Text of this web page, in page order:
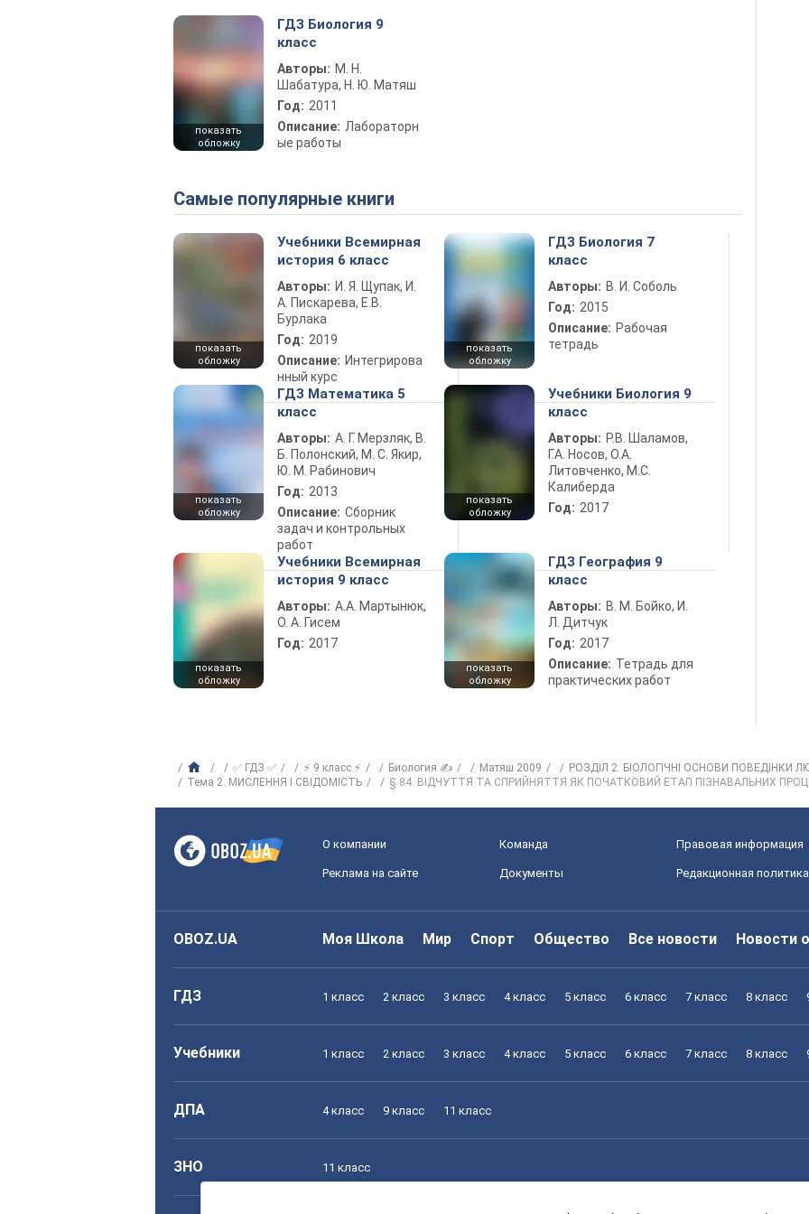
показать
обложку
ГДЗ Биология 9
класс
Авторы: М. Н.
Шабатура, Н. Ю. Матяш
Год: 2011
Описание: Лабораторн
ые работы
Самые популярные книги
показать
обложку
Учебники Всемирная
история 6 класс
Авторы: И. Я. Щупак, И.
А. Пискарева, Е.В.
Бурлака
Год: 2019
Описание: Интегрирова
нный курс
показать
обложку
ГДЗ Биология 7
класс
Авторы: В. И. Соболь
Год: 2015
Описание: Рабочая
тетрадь
показать
обложку
ГДЗ Математика 5
класс
Авторы: А. Г. Мерзляк, В.
Б. Полонский, М. С. Якир,
Ю. М. Рабинович
Год: 2013
Описание: Сборник
задач и контрольных
работ
показать
обложку
Учебники Биология 9
класс
Авторы: Р.В. Шаламов,
Г.А. Носов, О.А.
Литовченко, М.С.
Калиберда
Год: 2017
показать
обложку
Учебники Всемирная
история 9 класс
Авторы: А.А. Мартынюк,
О. А. Гисем
Год: 2017
показать
обложку
ГДЗ География 9
класс
Авторы: В. М. Бойко, И.
Л. Дитчук
Год: 2017
Описание: Тетрадь для
практических работ
✅ ГДЗ ✅ ⚡ 9 класс ⚡ Биология ✍ Матяш 2009
РОЗДІЛ 2. БІОЛОГІЧНІ ОСНОВИ ПОВЕДІНКИ
Тема 2. МИСЛЕННЯ І СВІДОМІСТЬ
§ 84. ВІДЧУТТЯ ТА СПРИЙНЯТТЯ ЯК ПОЧАТКОВИЙ ЕТАП ПІЗНАВАЛЬНИХ
О компании Команда Правовая информация
Реклама на сайте Документы Редакционная политика
OBOZ.UA Моя Школа Мир Спорт Общество Все новости Новости
ГДЗ 1 класс 2 класс 3 класс 4 класс 5 класс 6 класс 7 класс 8 класс
Учебники 1 класс 2 класс 3 класс 4 класс 5 класс 6 класс 7 класс 8 класс
ДПА 4 класс 9 класс 11 класс
ЗНО 11 класс